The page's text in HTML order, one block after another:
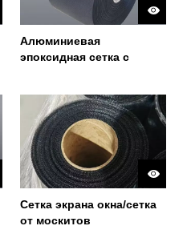
Алюминиевая
эпоксидная сетка с
Сетка экрана окна/сетка
от москитов